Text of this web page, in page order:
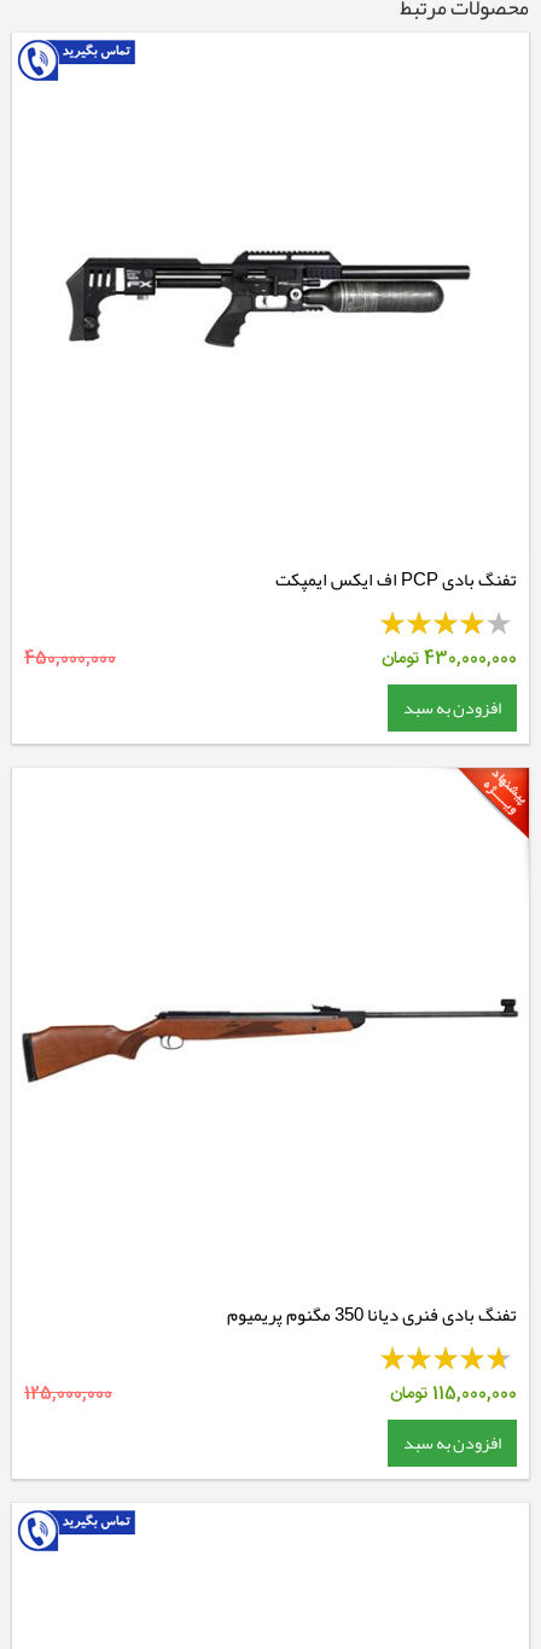
تفنگ بادی PCP اف ایکس ایمپکت
430,000,000تومان 450,000,000
افزودن به سبد
تفنگ بادی فنری دیانا 350 مگنوم پریمیوم
115,000,000 تومان 125,000,000
افزودن به سبد